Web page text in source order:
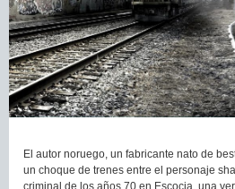
El autor noruego, un fabricante nato de
un choque de trenes entre el personaje
criminal de los años 70 en Escocia, una